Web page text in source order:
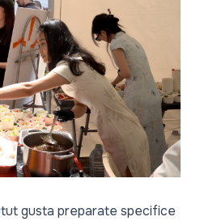
gusta preparate specifice